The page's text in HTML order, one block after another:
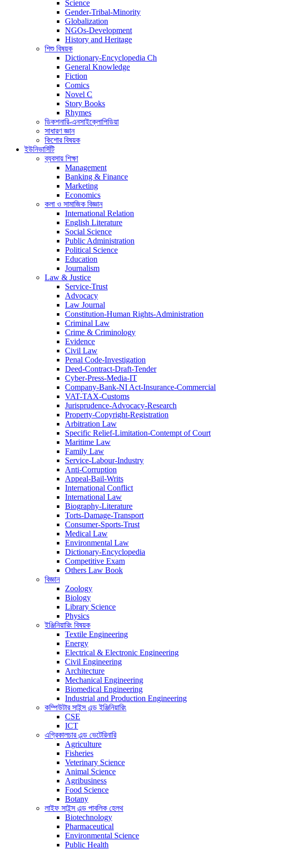
Science
Gender-Tribal-Minority
Globalization
NGOs-Development
History and Heritage
শিশু বিষয়ক
Dictionary-Encyclopedia Ch
General Knowledge
Fiction
Comics
Novel C
Story Books
Rhymes
ডিকশনারি-এনসাইক্লোপিডিয়া
সাধারণ জ্ঞান
কিশোর বিষয়ক
ইউনিভার্সিটি
ব্যবসায় শিক্ষা
Management
Banking & Finance
Marketing
Economics
কলা ও সামাজিক বিজ্ঞান
International Relation
English Literature
Social Science
Public Administration
Political Science
Education
Journalism
Law & Justice
Service-Trust
Advocacy
Law Journal
Constitution-Human Rights-Administration
Criminal Law
Crime & Criminology
Evidence
Civil Law
Penal Code-Investigation
Deed-Contract-Draft-Tender
Cyber-Press-Media-IT
Company-Bank-NI Act-Insurance-Commercial
VAT-TAX-Customs
Jurisprudence-Advocacy-Research
Property-Copyright-Registration
Arbitration Law
Specific Relief-Limitation-Contempt of Court
Maritime Law
Family Law
Service-Labour-Industry
Anti-Corruption
Appeal-Bail-Writs
International Conflict
International Law
Biography-Literature
Torts-Damage-Transport
Consumer-Sports-Trust
Medical Law
Environmental Law
Dictionary-Encyclopedia
Competitive Exam
Others Law Book
বিজ্ঞান
Zoology
Biology
Library Science
Physics
ইঞ্জিনিয়ারিং বিষয়ক
Textile Engineering
Energy
Electrical & Electronic Engineering
Civil Engineering
Architecture
Mechanical Engineering
Biomedical Engineering
Industrial and Production Engineering
কম্পিউটার সাইন্স এন্ড ইঞ্জিনিয়ারিং
CSE
ICT
এগ্রিকালচার এন্ড ভেটেরিনারি
Agriculture
Fisheries
Veterinary Science
Animal Science
Agribusiness
Food Science
Botany
লাইফ সাইন্স এন্ড পাবলিক হেলথ
Biotechnology
Pharmaceutical
Environmental Science
Public Health